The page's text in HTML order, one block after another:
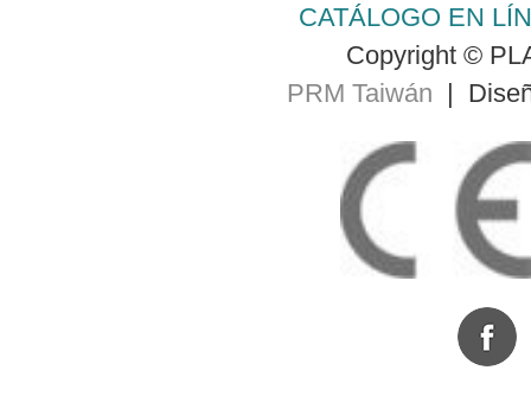
CATÁLOGO EN
Copyright ©
PRM Taiwán |